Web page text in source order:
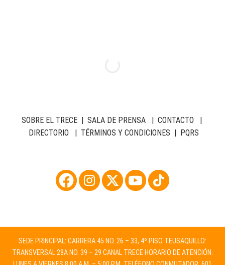
SOBRE EL TRECE| SALA DE PRENSA| CONTACTO |
DIRECTORIO | TÉRMINOS Y CONDICIONES | PQRS
SEDE PRINCIPAL: CARRERA 45 NO. 26 – 33, 4º PISO TEUSAQUILLO:
TRANSVERSAL 28A NO. 39 – 29 CANAL TRECE HORARIO DE ATENCIÓN: